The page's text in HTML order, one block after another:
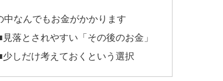
中なんでもお金がかかります
見落とされやすい「その後のお金」
少しだけ考えておくという選択